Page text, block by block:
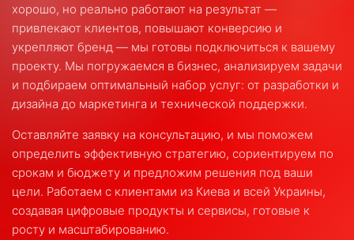
хорошо, но реально работают на результат —
привлекают клиентов, повышают конверсию и
укрепляют бренд — мы готовы подключиться к вашему
проекту. Мы погружаемся в бизнес, анализируем задачи
и подбираем оптимальный набор услуг: от разработки и
дизайна до маркетинга и технической поддержки.
Оставляйте заявку на консультацию, и мы поможем
определить эффективную стратегию, сориентируем по
срокам и бюджету и предложим решения под ваши
цели. Работаем с клиентами из Киева и всей Украины,
создавая цифровые продукты и сервисы, готовые к
росту и масштабированию.